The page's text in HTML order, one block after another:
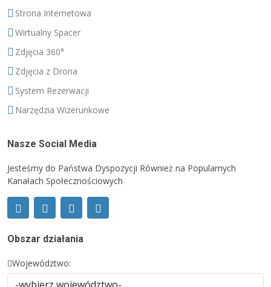
Strona Internetowa
Wirtualny Spacer
Zdjęcia 360°
Zdjęcia z Drona
System Rezerwacji
Narzędzia Wizerunkowe
Nasze Social Media
Jesteśmy do Państwa Dyspozycji Również na Popularnych
Kanałach Społecznościowych
Obszar działania
Województwo: